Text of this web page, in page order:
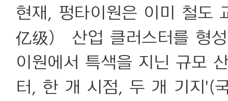
현재, 펑타이원은 이미 철도
亿级） 산업 클러스터를 형
이원에서 특색을 지닌 규모
터, 한 개 시점, 두 개 기지'(